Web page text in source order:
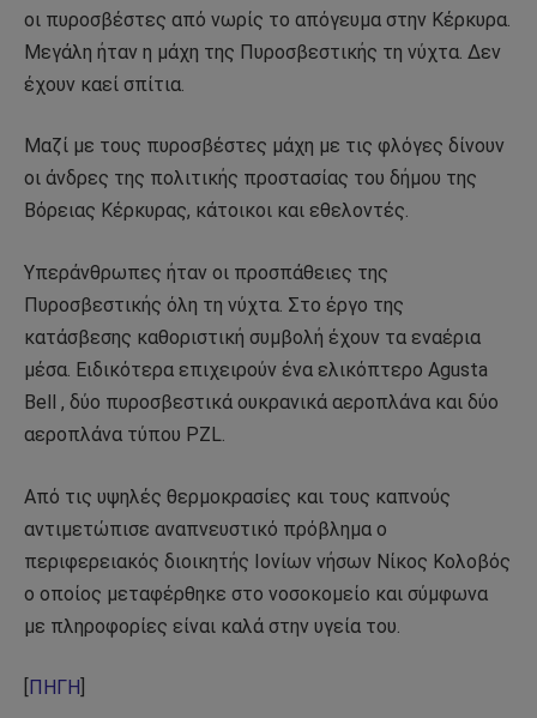
οι πυροσβέστες από νωρίς το απόγευμα στην Κέρκυρα.
Μεγάλη ήταν η μάχη της Πυροσβεστικής τη νύχτα. Δεν
έχουν καεί σπίτια.
Μαζί με τους πυροσβέστες μάχη με τις φλόγες δίνουν
οι άνδρες της πολιτικής προστασίας του δήμου της
Βόρειας Κέρκυρας, κάτοικοι και εθελοντές.
Υπεράνθρωπες ήταν οι προσπάθειες της
Πυροσβεστικής όλη τη νύχτα. Στο έργο της
κατάσβεσης καθοριστική συμβολή έχουν τα εναέρια
μέσα. Ειδικότερα επιχειρούν ένα ελικόπτερο Agusta
Bell , δύο πυροσβεστικά ουκρανικά αεροπλάνα και δύο
αεροπλάνα τύπου PZL.
Από τις υψηλές θερμοκρασίες και τους καπνούς
αντιμετώπισε αναπνευστικό πρόβλημα ο
περιφερειακός διοικητής Ιονίων νήσων Νίκος Κολοβός
ο οποίος μεταφέρθηκε στο νοσοκομείο και σύμφωνα
με πληροφορίες είναι καλά στην υγεία του.
ΠΗΓΗ